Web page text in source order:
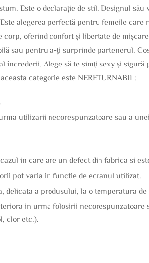
Este o declarație de stil. Designul
alegerea perfectă pentru femeile
oferind confort și libertate de
sau pentru a-ți surprinde partenerul.
încrederii. Alege să te simți sexy și
categorie este NERETURNABIL:
utilizarii necorespunzatoare sau a
in care are un defect din fabrica si
pot varia in functie de ecranul utilizat.
delicata a produsului, la o temperatura de
in urma folosirii necorespunzatoare
clor etc.).